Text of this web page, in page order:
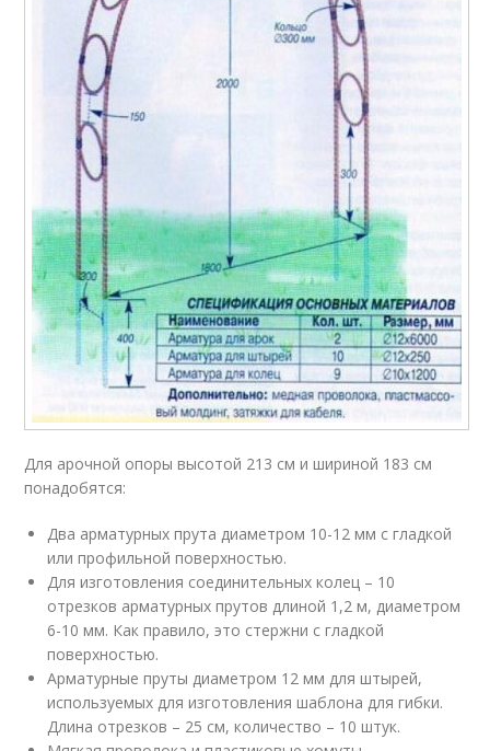
Для арочной опоры высотой 213 см и шириной 183 см
понадобятся:
Два арматурных прута диаметром 10-12 мм с гладкой
или профильной поверхностью.
Для изготовления соединительных колец – 10
отрезков арматурных прутов длиной 1,2 м, диаметром
6-10 мм. Как правило, это стержни с гладкой
поверхностью.
Арматурные пруты диаметром 12 мм для штырей,
используемых для изготовления шаблона для гибки.
Длина отрезков – 25 см, количество – 10 штук.